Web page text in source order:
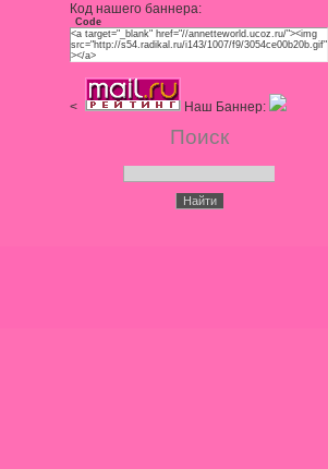
Код нашего баннера:
Code
<a target="_blank" href="//annetteworld.ucoz.ru/"><img
src="http://s54.radikal.ru/i143/1007/f9/3054ce00b20b.gif"
></a>
< Наш Баннер:
Поиск